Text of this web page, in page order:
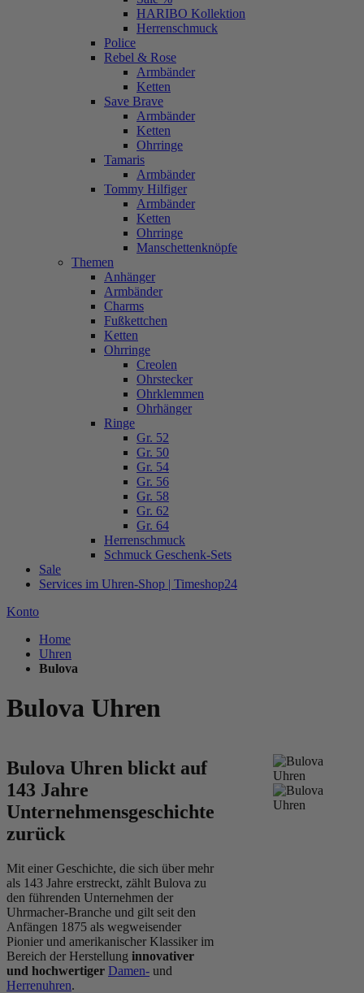
HARIBO Kollektion
Herrenschmuck
Police
Rebel & Rose
Armbänder
Ketten
Save Brave
Armbänder
Ketten
Ohrringe
Tamaris
Armbänder
Tommy Hilfiger
Armbänder
Ketten
Ohrringe
Manschettenknöpfe
Themen
Anhänger
Armbänder
Charms
Fußkettchen
Ketten
Ohrringe
Creolen
Ohrstecker
Ohrklemmen
Ohrhänger
Ringe
Gr. 52
Gr. 50
Gr. 54
Gr. 56
Gr. 58
Gr. 62
Gr. 64
Herrenschmuck
Schmuck Geschenk-Sets
Sale
Services im Uhren-Shop | Timeshop24
Konto
Home
Uhren
Bulova
Bulova Uhren
Bulova Uhren blickt auf
143 Jahre
Unternehmensgeschichte
zurück
Mit einer Geschichte, die sich über mehr
als 143 Jahre erstreckt, zählt Bulova zu
den führenden Unternehmen der
Uhrmacher-Branche und gilt seit den
Anfängen 1875 als wegweisender
Pionier und amerikanischer Klassiker im
Bereich der Herstellung innovativer
und hochwertiger Damen- und
Herrenuhren.